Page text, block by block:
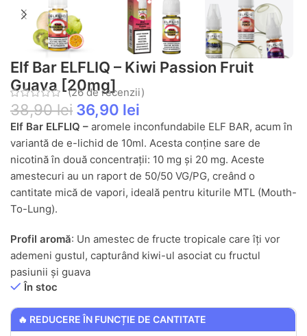
Elf Bar ELFLIQ – Kiwi Passion Fruit
Guava [20mg]
(26de recenzii)
38,90lei 36,90 lei
Elf Bar ELFLIQ – aromele inconfundabile ELF BAR, acum în
variantă de e-lichid de 10ml. Acesta conține sare de
nicotină în două concentrații: 10 mg și 20 mg. Aceste
amestecuri au un raport de 50/50 VG/PG, creând o
cantitate mică de vapori, ideală pentru kiturile MTL (Mouth-
To-Lung).
Profil aromă: Un amestec de fructe tropicale care îți vor
ademeni gustul, capturând kiwi-ul asociat cu fructul
pasiunii și guava
În stoc
🔥 REDUCERE ÎN FUNCȚIE DE CANTITATE